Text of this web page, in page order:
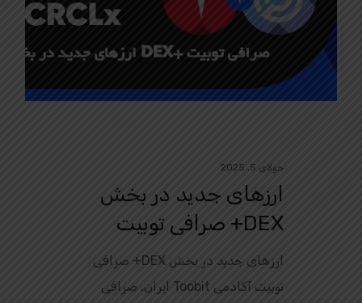
جولای 5, 2025
ارزهای جدید در بخش
DEX+ صرافی توبیت
ارزهای جدید در بخش DEX+ صرافی
توبیت آکادمی Toobit ایران. صرافی